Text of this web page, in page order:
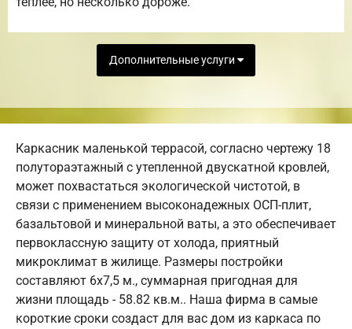
Дополнительные услуги
Каркасник маленькой террасой, согласно чертежу 18
полутораэтажный с утепленной двускатной кровлей,
может похвастаться экологической чистотой, в
связи с применением высоконадежных ОСП-плит,
базальтовой и минеральной ваты, а это обеспечивает
первоклассную защиту от холода, приятный
микроклимат в жилище. Размеры постройки
составляют 6х7,5 м., суммарная пригодная для
жизни площадь - 58.82 кв.м.. Наша фирма в самые
короткие сроки создаст для вас дом из каркаса по